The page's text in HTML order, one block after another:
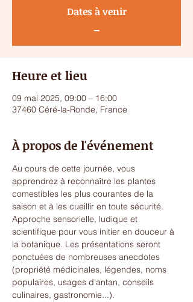
Dates à venir
Heure et lieu
09 mai 2025, 09:00 – 16:00
37460 Céré-la-Ronde, France
À propos de l'événement
Au cours de cette journée, vous
apprendrez à reconnaître les plantes
comestibles les plus courantes de la
saison et à les cueillir en toute sécurité.
Approche sensorielle, ludique et
scientifique pour vous initier en douceur à
la botanique. Les présentations seront
ponctuées de nombreuses anecdotes
(propriété médicinales, légendes, noms
populaires, usages d'antan, conseils
culinaires, gastronomie...).